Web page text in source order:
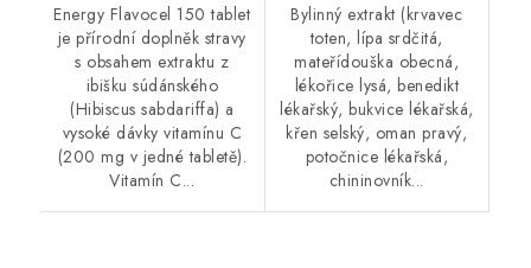
Energy Flavocel 150 tablet
je přírodní doplněk stravy
s obsahem extraktu z
ibišku súdánského
(Hibiscus sabdariffa) a
vysoké dávky vitamínu C
(200 mg v jedné tabletě).
Vitamín C...
Bylinný extrakt (krvavec
toten, lípa srdčitá,
mateřídouška obecná,
lékořice lysá, benedikt
lékařský, bukvice lékařská,
křen selský, oman pravý,
potočnice lékařská,
chininovník...